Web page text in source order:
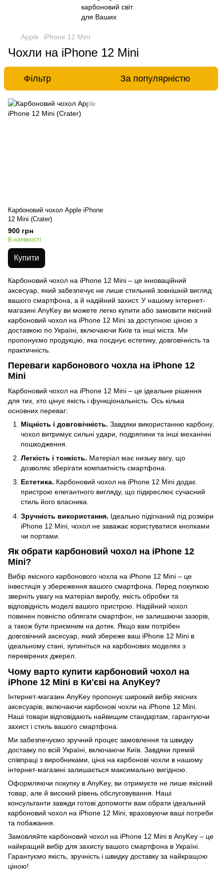
Apple iPhone 12 Mini
Чохли на iPhone 12 Mini
Фільтр За популярністю
Карбоновий чохол Apple iPhone
12 Mini (Crater)
900 грн
В наявності
Купити
Карбоновий чохол на iPhone 12 Mini – це інноваційний
аксесуар, який забезпечує не лише стильний зовнішній вигляд
вашого смартфона, а й надійний захист. У нашому інтернет-
магазині AnyKey ви можете легко купити або замовити якісний
карбоновий чохол на iPhone 12 Mini за доступною ціною з
доставкою по Україні, включаючи Київ та інші міста. Ми
пропонуємо продукцію, яка поєднує естетику, довговічність та
практичність.
Переваги карбонового чохла на iPhone 12
Mini
Карбоновий чохол на iPhone 12 Mini – це ідеальне рішення
для тих, хто цінує якість і функціональність. Ось кілька
основних переваг:
Міцність і довговічність. Завдяки використанню карбону,
чохол витримує сильні удари, подряпини та інші механічні
пошкодження.
Легкість і тонкість. Матеріал має низьку вагу, що
дозволяє зберігати компактність смартфона.
Естетика. Карбоновий чохол на iPhone 12 Mini додає
пристрою елегантного вигляду, що підкреслює сучасний
стиль його власника.
Зручність використання. Ідеально підігнаний під розміри
iPhone 12 Mini, чохол не заважає користуватися кнопками
чи портами.
Як обрати карбоновий чохол на iPhone 12
Mini?
Вибір якісного карбонового чохла на iPhone 12 Mini – це
інвестиція у збереження вашого смартфона. Перед покупкою
зверніть увагу на матеріал виробу, якість обробки та
відповідність моделі вашого пристрою. Надійний чохол
повинен повністю облягати смартфон, не залишаючи зазорів,
а також бути приємним на дотик. Якщо вам потрібен
довговічний аксесуар, який збереже ваш iPhone 12 Mini в
ідеальному стані, зупиніться на карбонових моделях з
перевірених джерел.
Чому варто купити карбоновий чохол на
iPhone 12 Mini в Ки'єві на AnyKey?
Інтернет-магазин AnyKey пропонує широкий вибір якісних
аксесуарів, включаючи карбонові чохли на iPhone 12 Mini.
Наші товари відповідають найвищим стандартам, гарантуючи
захист і стиль вашого смартфона.
Ми забезпечуємо зручний процес замовлення та швидку
доставку по всій Україні, включаючи Київ. Завдяки прямій
співпраці з виробниками, ціна на карбонові чохли в нашому
інтернет-магазині залишається максимально вигідною.
Оформляючи покупку в AnyKey, ви отримуєте не лише якісний
товар, але й високий рівень обслуговування. Наші
консультанти завжди готові допомогти вам обрати ідеальний
карбоновий чохол на iPhone 12 Mini, враховуючи ваші потреби
та побажання.
Замовляйте карбоновий чохол на iPhone 12 Mini в AnyKey – це
найкращий вибір для захисту вашого смартфона в Україні.
Гарантуємо якість, зручність і швидку доставку за найкращою
ціною!